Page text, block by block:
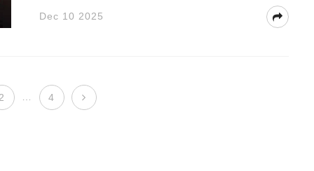
Dec 10 2025
… 4